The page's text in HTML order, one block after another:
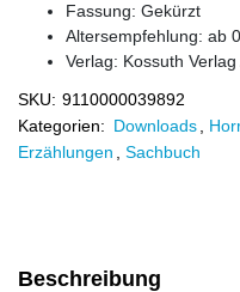
Fassung: Gekürzt
Altersempfehlung: ab
Verlag: Kossuth Verlag
SKU: 9110000039892
Kategorien: Downloads
Erzählungen
Sachbuch
Beschreibung